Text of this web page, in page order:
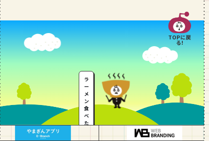
TOPに戻
る!
ラ
ー
メ
ン
食
べ
た